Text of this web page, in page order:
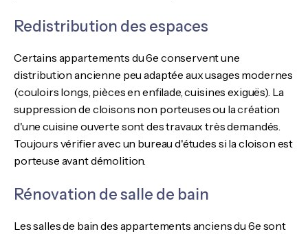
Redistribution des espaces
Certains appartements du 6e conservent une
distribution ancienne peu adaptée aux usages modernes
(couloirs longs, pièces en enfilade, cuisines exiguës). La
suppression de cloisons non porteuses ou la création
d'une cuisine ouverte sont des travaux très demandés.
Toujours vérifier avec un bureau d'études si la cloison est
porteuse avant démolition.
Rénovation de salle de bain
Les salles de bain des appartements anciens du 6e sont